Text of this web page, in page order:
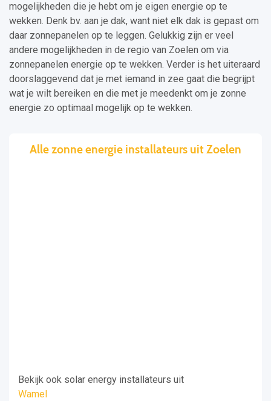
mogelijkheden die je hebt om je eigen energie op te
wekken. Denk bv. aan je dak, want niet elk dak is gepast om
daar zonnepanelen op te leggen. Gelukkig zijn er veel
andere mogelijkheden in de regio van Zoelen om via
zonnepanelen energie op te wekken. Verder is het uiteraard
doorslaggevend dat je met iemand in zee gaat die begrijpt
wat je wilt bereiken en die met je meedenkt om je zonne
energie zo optimaal mogelijk op te wekken.
Alle zonne energie installateurs uit Zoelen
Bekijk ook solar energy installateurs uit
Wamel